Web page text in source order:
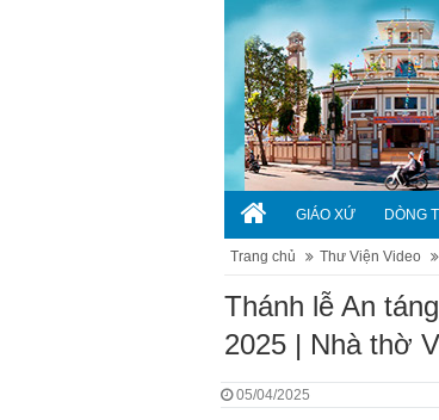
GIÁO XỨ DÒNG
Trang chủ Thư Viện Video
Thánh lễ An
2025 | Nhà thờ
05/04/2025